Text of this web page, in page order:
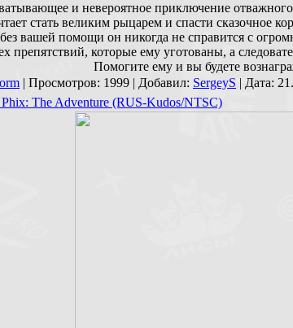
и невероятное приключение
стать великим рыцарем и спасти сказочное
вашей помощи он никогда не справится с
препятствий, которые ему уготованы, а
Помогите ему и вы будете
| Просмотров: 1999 | Добавил: SergeyS | Дата:
Phix: The Adventure (RUS-Kudos/NTSC)